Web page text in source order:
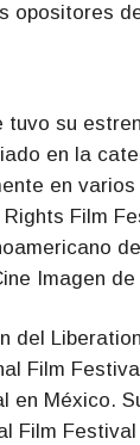
opositores
tuvo su
en la
en
Film
Imagen
del
Film
en México.
Film